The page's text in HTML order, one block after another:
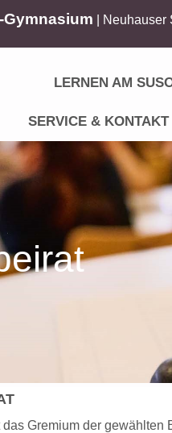
|
LERNEN AM
SERVICE & KONTAKT
Gremium der